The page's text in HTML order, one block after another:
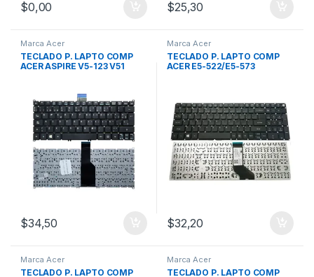
$0,00 $25,30
Marca Acer
TECLADO P. LAPTO COMP
ACER ASPIRE V5-123 V51
$34,50
Marca Acer
TECLADO P. LAPTO COMP
ACER E5-522/E5-573
$32,20
Marca Acer
TECLADO P. LAPTO COMP
Marca Acer
TECLADO P. LAPTO COMP